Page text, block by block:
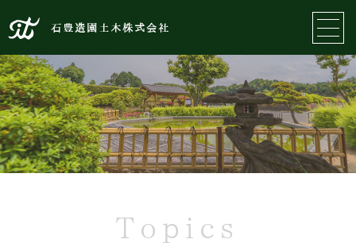
石豊造園土木株式会社
Topics